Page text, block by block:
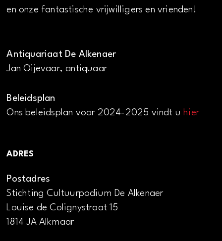
en onze fantastische vrijwilligers en vrienden!
Antiquariaat De Alkenaer
Jan Oijevaar, antiquaar
Beleidsplan
Ons beleidsplan voor 2024-2025 vindt uhier
ADRES
Postadres
Stichting Cultuurpodium De Alkenaer
Louise de Colignystraat 15
1814 JA Alkmaar